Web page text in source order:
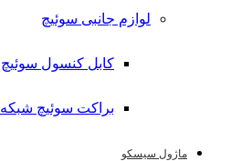
لوازم جانبی سوئیچ
کابل کنسول سوئیچ
براکت سوئیچ شبکه
ماژول سیسکو